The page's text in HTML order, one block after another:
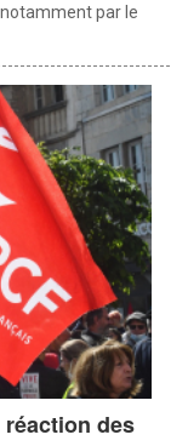
par le
réaction des